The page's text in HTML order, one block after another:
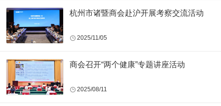
杭州市诸暨商会赴沪开展考察交流活动
2025/11/05
商会召开“两个健康”专题讲座活动
2025/08/11